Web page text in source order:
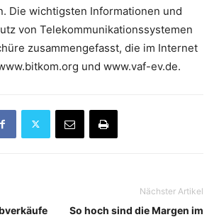
Die wichtigsten Informationen und
von Telekommunikationssystemen
zusammengefasst, die im Internet
und www.vaf-ev.de.
Nächster Artikel
So hoch sind die Margen im